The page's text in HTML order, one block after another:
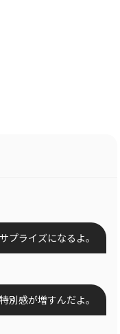
ライズになるよ。
別感が増すんだよ。